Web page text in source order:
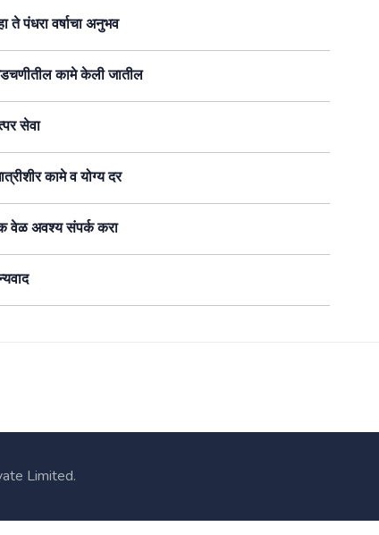
ते पंधरा वर्षाचा अनुभव
कामे केली जातील
सेवा
कामे व योग्य दर
वेळ अवश्य संपर्क करा
Limited.